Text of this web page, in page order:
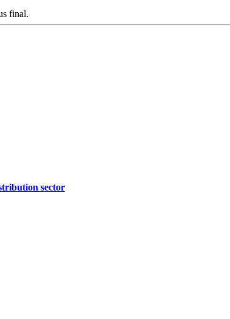
final.
sector